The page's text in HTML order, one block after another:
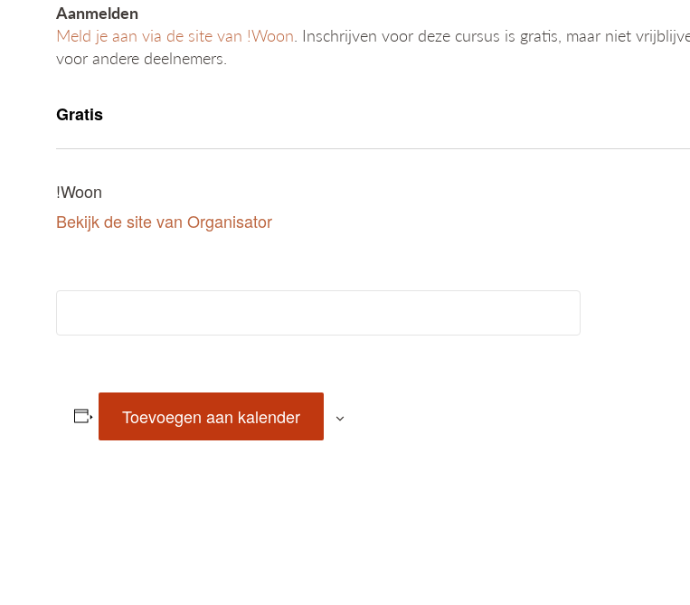
Aanmelden
Meld je aan via de site van !Woon. Inschrijven voor deze cursus is gratis, maar niet
voor andere deelnemers.
Gratis
!Woon
Bekijk de site van Organisator
Toevoegen aan kalender